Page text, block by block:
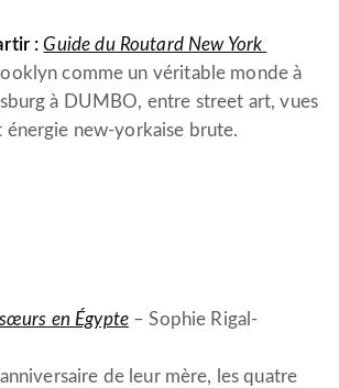
:Guide du Routard New York
comme un véritable monde à
à DUMBO, entre street art, vues
énergie new-yorkaise brute.
en Égypte– Sophie Rigal-
de leur mère, les quatre